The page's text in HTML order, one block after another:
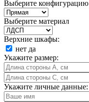
Выберите конфигурацию
Выберите материал
Верхние шкафы:
нет да
Укажите размер:
Укажите личные данные: